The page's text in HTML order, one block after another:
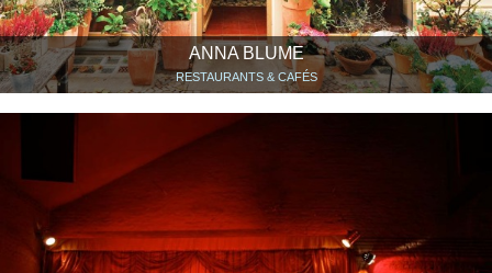
ANNA BLUME
RESTAURANTS & CAFÉS